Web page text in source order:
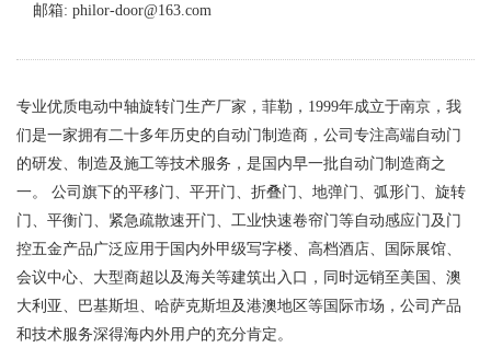
邮箱: philor-door@163.com
专业优质电动中轴旋转门生产厂家，菲勒，1999年成立于南京，我
们是一家拥有二十多年历史的自动门制造商，公司专注高端自动门
的研发、制造及施工等技术服务，是国内早一批自动门制造商之
一。 公司旗下的平移门、平开门、折叠门、地弹门、弧形门、旋转
门、平衡门、紧急疏散速开门、工业快速卷帘门等自动感应门及门
控五金产品广泛应用于国内外甲级写字楼、高档酒店、国际展馆、
会议中心、大型商超以及海关等建筑出入口，同时远销至美国、澳
大利亚、巴基斯坦、哈萨克斯坦及港澳地区等国际市场，公司产品
和技术服务深得海内外用户的充分肯定。